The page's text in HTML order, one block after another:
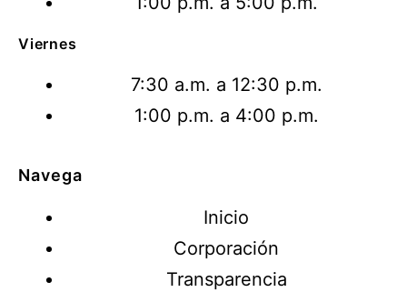
Viernes
7:30 a.m. a 12:30 p.m.
1:00 p.m. a 4:00 p.m.
Navega
Inicio
Corporación
Transparencia